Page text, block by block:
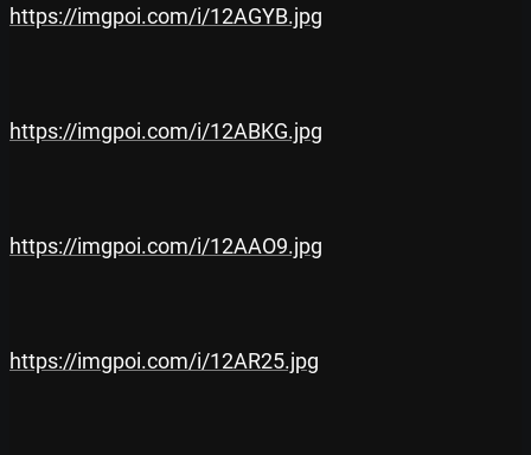
https://imgpoi.com/i/12AGYB.jpg
https://imgpoi.com/i/12ABKG.jpg
https://imgpoi.com/i/12AAO9.jpg
https://imgpoi.com/i/12AR25.jpg